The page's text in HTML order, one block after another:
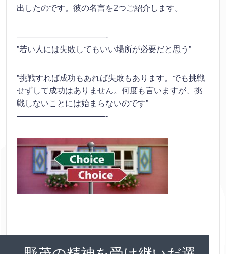
出したのです。彼の名言を2つご紹介します。
———————————-
”若い人には失敗してもいい場所が必要だと思う”
”挑戦すれば成功もあれば失敗もあります。でも挑戦
せずして成功はありません。何度も言いますが、挑
戦しないことには始まらないのです”
———————————-